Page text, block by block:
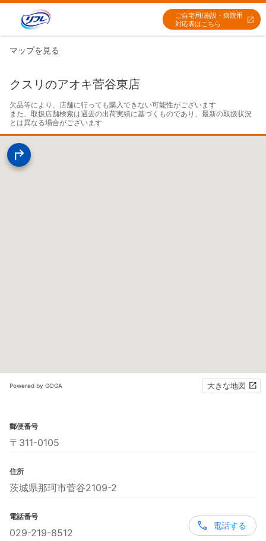
ご自宅用/施設・病院用
対応表はこちら
マップを見る
クスリのアオキ菅谷東店
欠品等により、店舗に行っても購入できない可能性がございます
また、取扱店舗検索は過去の出荷実績に基づくものであり、最新の取扱状況
とは異なる場合がございます
Powered by GOGA 大きな地図
郵便番号
〒311-0105
住所
茨城県那珂市菅谷2109-2
電話番号
029-219-8512
電話する